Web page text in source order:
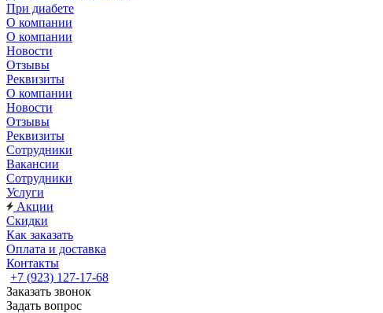
При диабете
О компании
О компании
Новости
Отзывы
Реквизиты
О компании
Новости
Отзывы
Реквизиты
Сотрудники
Вакансии
Сотрудники
Услуги
Акции
Скидки
Как заказать
Оплата и доставка
Контакты
+7 (923) 127-17-68
Заказать звонок
Задать вопрос